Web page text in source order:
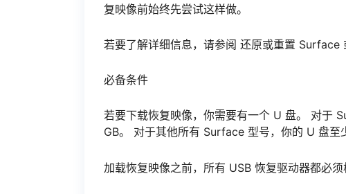
复映像前始终先尝试这样做。
若要了解详细信息，请参阅 还原或重置 Surface
必备条件
若要下载恢复映像，你需要有一个 U 盘。 对于
GB。 对于其他所有 Surface 型号，你的 U 盘至
加载恢复映像之前，所有 USB 恢复驱动器都必须